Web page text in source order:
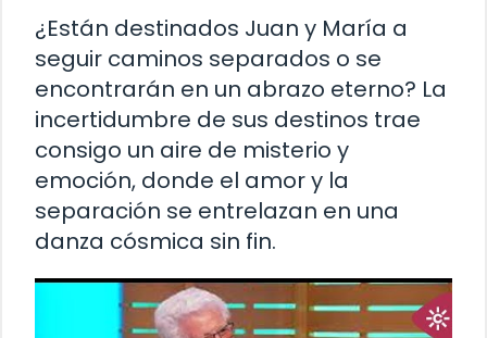
¿Están destinados Juan y María a
seguir caminos separados o se
encontrarán en un abrazo eterno? La
incertidumbre de sus destinos trae
consigo un aire de misterio y
emoción, donde el amor y la
separación se entrelazan en una
danza cósmica sin fin.